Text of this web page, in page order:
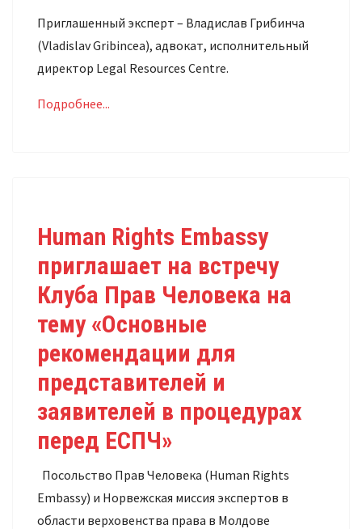
Приглашенный эксперт – Владислав Грибинча
(Vladislav Gribincea), адвокат, исполнительный
директор Legal Resources Centre.
Подробнее...
Human Rights Embassy
приглашает на встречу
Клуба Прав Человека на
тему «Основные
рекомендации для
представителей и
заявителей в процедурах
перед ЕСПЧ»
Посольство Прав Человека (Human Rights
Embassy) и Норвежская миссия экспертов в
области верховенства права в Молдове